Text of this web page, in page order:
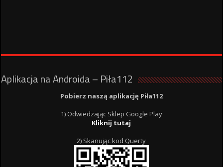
Aplikacja na Androida – Piła112
Pobierz naszą aplikację Piła112
1) Odwiedzając Sklep Google Play
Kliknij tutaj
2) Skanując kod Querty